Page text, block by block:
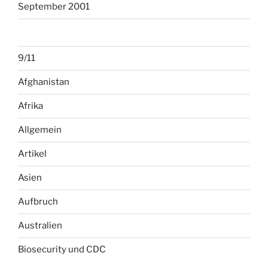
September 2001
9/11
Afghanistan
Afrika
Allgemein
Artikel
Asien
Aufbruch
Australien
Biosecurity und CDC